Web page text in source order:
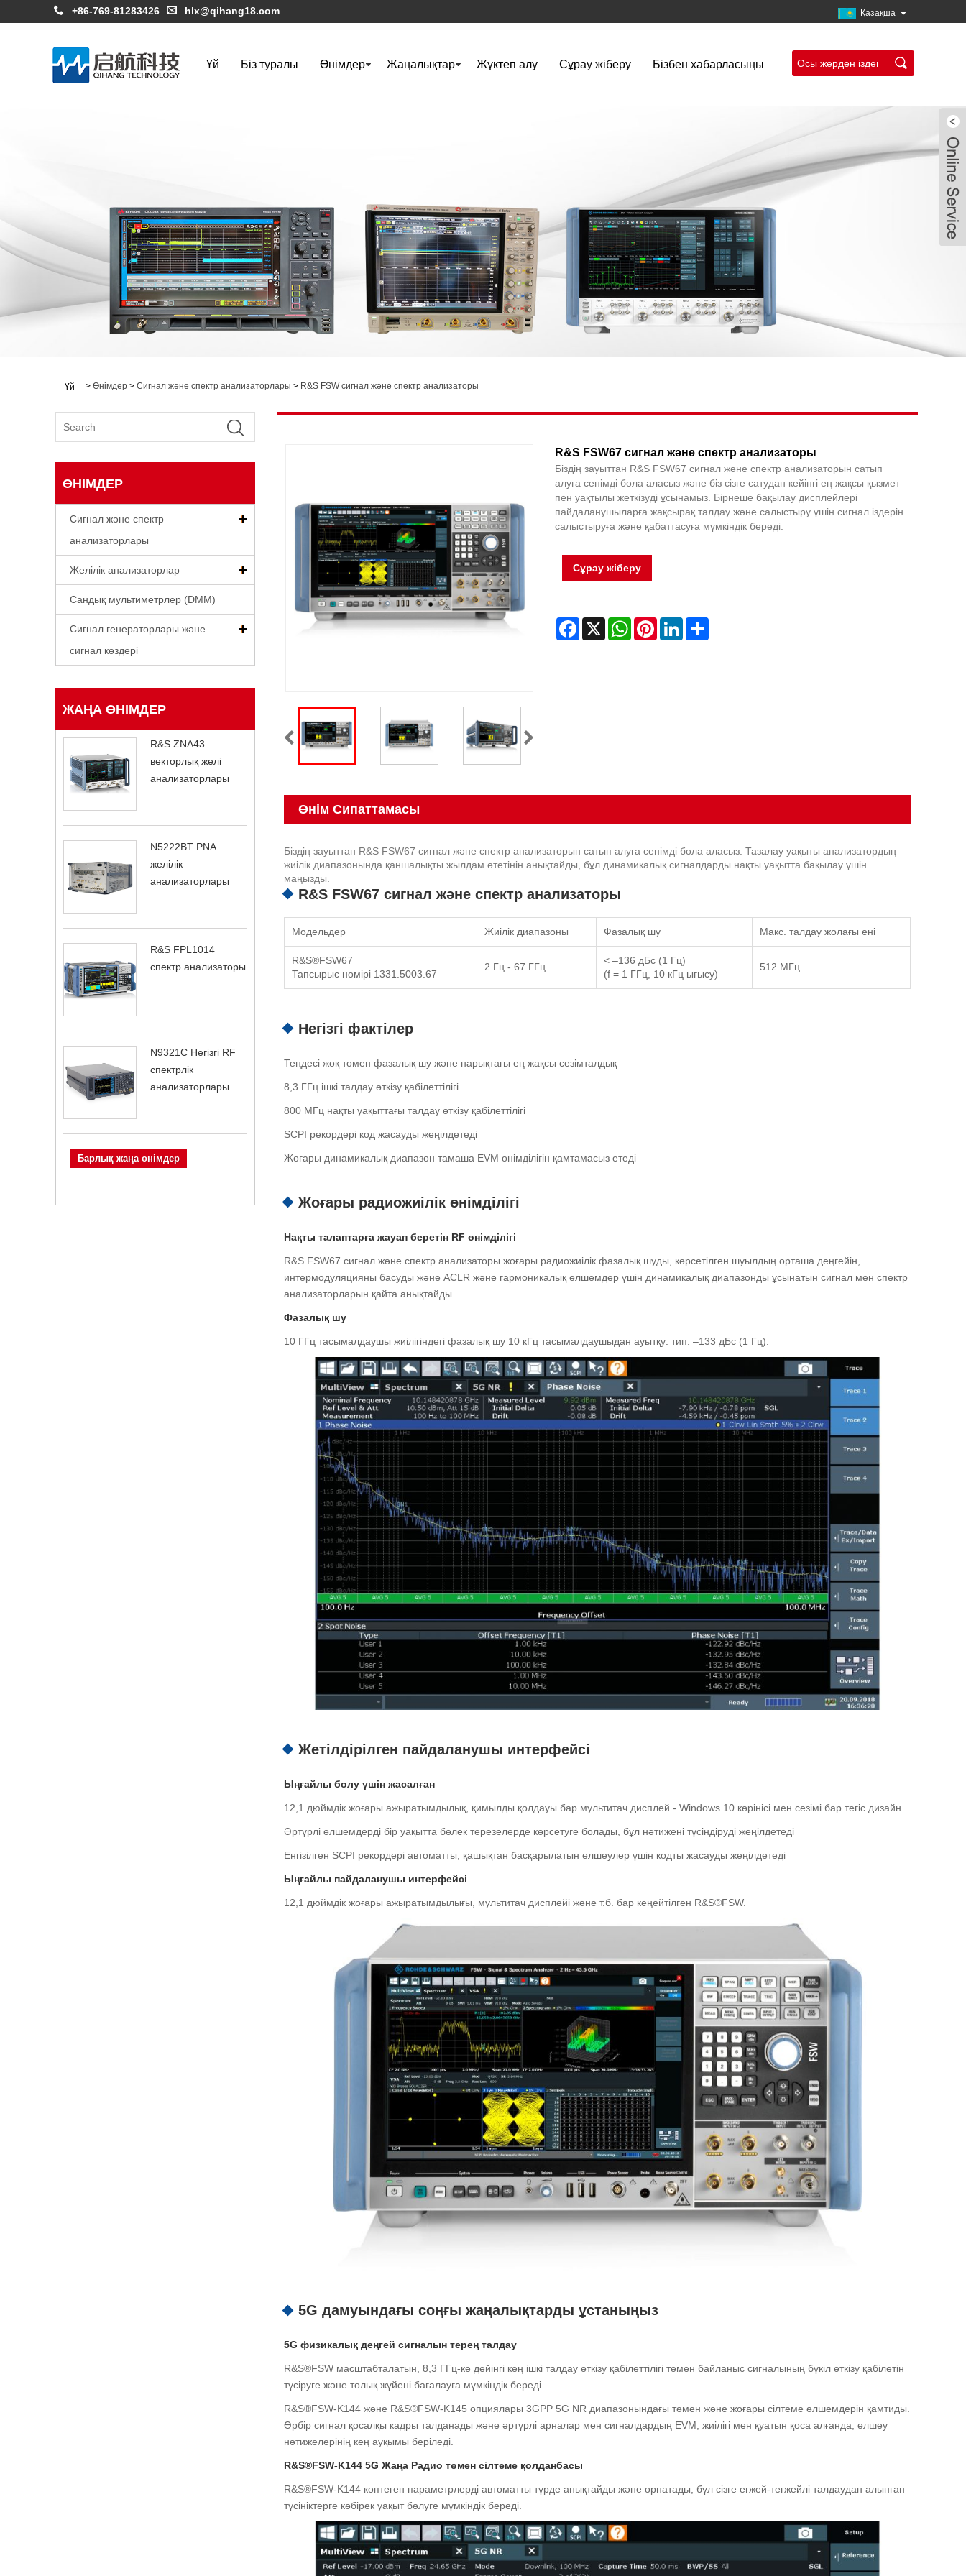
+86-769-81283426 hlx@qihang18.com Қазақша
Үй Біз туралы Өнімдер Жаңалықтар Жүктеп алу Сұрау жіберу Бізбен хабарласыңы
Үй > Өнімдер > Сигнал және спектр анализаторлары > R&S FSW сигнал және спектр анализаторы
ӨНІМДЕР
Сигнал және спектр
анализаторлары
Желілік анализаторлар
Сандық мультиметрлер (DMM)
Сигнал генераторлары және
сигнал көздері
ЖАҢА ӨНІМДЕР
R&S ZNA43
векторлық желі
анализаторлары
N5222BT PNA
желілік
анализаторлары
R&S FPL1014
спектр анализаторы
N9321C Негізгі RF
спектрлік
анализаторлары
Барлық жаңа өнімдер
R&S FSW67 сигнал және спектр анализаторы
Біздің зауыттан R&S FSW67 сигнал және спектр анализаторын сатып
алуға сенімді бола аласыз және біз сізге сатудан кейінгі ең жақсы қызмет
пен уақтылы жеткізуді ұсынамыз. Бірнеше бақылау дисплейлері
пайдаланушыларға жақсырақ талдау және салыстыру үшін сигнал іздерін
салыстыруға және қабаттасуға мүмкіндік береді.
Сұрау жіберу
Facebook
X WhatsAppPinterestLinkedInShare
Өнім Сипаттамасы
Біздің зауыттан R&S FSW67 сигнал және спектр анализаторын сатып алуға сенімді бола аласыз. Тазалау уақыты анализатордың
жиілік диапазонында қаншалықты жылдам өтетінін анықтайды, бұл динамикалық сигналдарды нақты уақытта бақылау үшін
маңызды.
R&S FSW67 сигнал және спектр анализаторы
Модельдер Жиілік диапазоны Фазалық шу Макс. талдау жолағы ені
R&S®FSW67
Тапсырыс нөмірі 1331.5003.67
2 Гц - 67 ГГц
< –136 дБс (1 Гц)
(f = 1 ГГц, 10 кГц ығысу)
512 МГц
Негізгі фактілер
Теңдесі жоқ төмен фазалық шу және нарықтағы ең жақсы сезімталдық
8,3 ГГц ішкі талдау өткізу қабілеттілігі
800 МГц нақты уақыттағы талдау өткізу қабілеттілігі
SCPI рекордері код жасауды жеңілдетеді
Жоғары динамикалық диапазон тамаша EVM өнімділігін қамтамасыз етеді
Жоғары радиожиілік өнімділігі
Нақты талаптарға жауап беретін RF өнімділігі
R&S FSW67 сигнал және спектр анализаторы жоғары радиожиілік фазалық шуды, көрсетілген шуылдың орташа деңгейін,
интермодуляцияны басуды және ACLR және гармоникалық өлшемдер үшін динамикалық диапазонды ұсынатын сигнал мен спектр
анализаторларын қайта анықтайды.
Фазалық шу
10 ГГц тасымалдаушы жиілігіндегі фазалық шу 10 кГц тасымалдаушыдан ауытқу: тип. –133 дБс (1 Гц).
Жетілдірілген пайдаланушы интерфейсі
Ыңғайлы болу үшін жасалған
12,1 дюймдік жоғары ажыратымдылық, қимылды қолдауы бар мультитач дисплей - Windows 10 көрінісі мен сезімі бар тегіс дизайн
Әртүрлі өлшемдерді бір уақытта бөлек терезелерде көрсетуге болады, бұл нәтижені түсіндіруді жеңілдетеді
Енгізілген SCPI рекордері автоматты, қашықтан басқарылатын өлшеулер үшін кодты жасауды жеңілдетеді
Ыңғайлы пайдаланушы интерфейсі
12,1 дюймдік жоғары ажыратымдылығы, мультитач дисплейі және т.б. бар кеңейтілген R&S®FSW.
5G дамуындағы соңғы жаңалықтарды ұстаныңыз
5G физикалық деңгей сигналын терең талдау
R&S®FSW масштабталатын, 8,3 ГГц-ке дейінгі кең ішкі талдау өткізу қабілеттілігі төмен байланыс сигналының бүкіл өткізу қабілетін
түсіруге және толық жүйені бағалауға мүмкіндік береді.
R&S®FSW-K144 және R&S®FSW-K145 опциялары 3GPP 5G NR диапазонындағы төмен және жоғары сілтеме өлшемдерін қамтиды.
Әрбір сигнал қосалқы кадры талданады және әртүрлі арналар мен сигналдардың EVM, жиілігі мен қуатын қоса алғанда, өлшеу
нәтижелерінің кең ауқымы беріледі.
R&S®FSW-K144 5G Жаңа Радио төмен сілтеме қолданбасы
R&S®FSW-K144 көптеген параметрлерді автоматты түрде анықтайды және орнатады, бұл сізге егжей-тегжейлі талдаудан алынған
түсініктерге көбірек уақыт бөлуге мүмкіндік береді.